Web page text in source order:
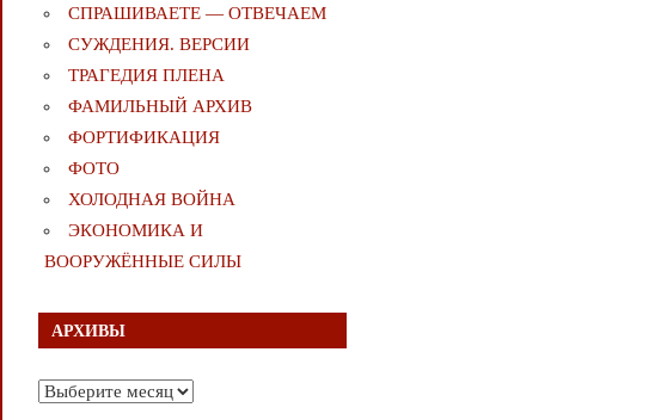
СПРАШИВАЕТЕ — ОТВЕЧАЕМ
СУЖДЕНИЯ. ВЕРСИИ
ТРАГЕДИЯ ПЛЕНА
ФАМИЛЬНЫЙ АРХИВ
ФОРТИФИКАЦИЯ
ФОТО
ХОЛОДНАЯ ВОЙНА
ЭКОНОМИКА И
ВООРУЖЁННЫЕ СИЛЫ
АРХИВЫ
Архивы